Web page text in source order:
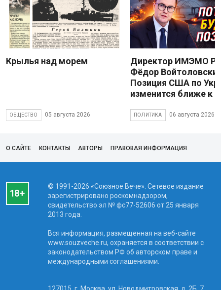
Крылья над морем
ОБЩЕСТВО 05 августа 2026
Директор ИМЭМО
Фёдор
Позиция США по
изменится ближе к
ПОЛИТИКА 06 августа 2026
О САЙТЕ КОНТАКТЫ АВТОРЫ ПРАВОВАЯ ИНФОРМАЦИЯ
© 1991-2026 «Союзное Вече». Сетевое издание
зарегистрировано роскомнадзором,
свидетельство эл № фc77-52606 от 25 января
2013 года.
Вся информация, размещенная на веб-сайте
www.souzveche.ru, охраняется в соответствии с
законодательством РФ об авторском праве и
международными соглашениями.
127015, г. Москва, ул. Новодмитровская, д. 2Б, 7